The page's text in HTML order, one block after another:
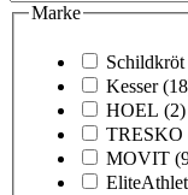
Marke
Schildkröt
Kesser
HOEL (2)
TRESKO
MOVIT